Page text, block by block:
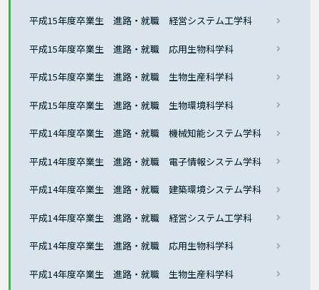
平成15年度卒業生 進路・就職 経営システム工学科
平成15年度卒業生 進路・就職 応用生物科学科
平成15年度卒業生 進路・就職 生物生産科学科
平成15年度卒業生 進路・就職 生物環境科学科
平成14年度卒業生 進路・就職 機械知能システム学科
平成14年度卒業生 進路・就職 電子情報システム学科
平成14年度卒業生 進路・就職 建築環境システム学科
平成14年度卒業生 進路・就職 経営システム工学科
平成14年度卒業生 進路・就職 応用生物科学科
平成14年度卒業生 進路・就職 生物生産科学科